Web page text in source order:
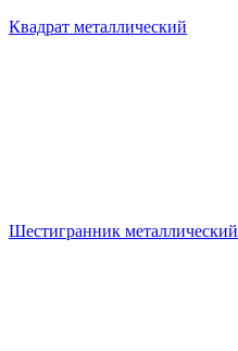
Квадрат металлический
Шестигранник металлический